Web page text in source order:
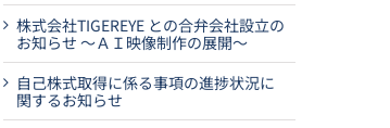
株式会社TIGEREYE との合弁会社設立の
お知らせ ～ＡＩ映像制作の展開～
自己株式取得に係る事項の進捗状況に
関するお知らせ